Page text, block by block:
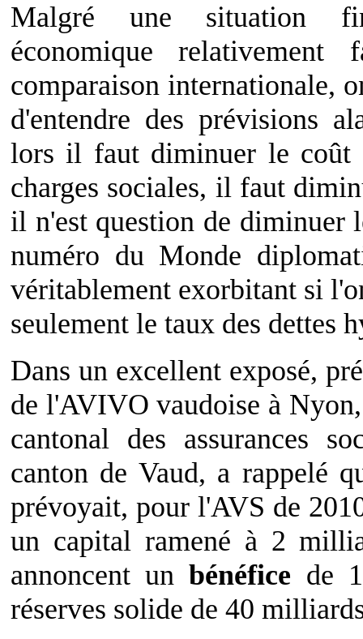
Malgré une situation
économique relativement
comparaison internationale,
d'entendre des prévisions
lors il faut diminuer le
charges sociales, il faut
il n'est question de diminuer
numéro du Monde
véritablement exorbitant si
seulement le taux des dettes
Dans un excellent exposé,
de l'AVIVO vaudoise à
cantonal des assurances
canton de Vaud, a rappelé
prévoyait, pour l'AVS de
un capital ramené à 2
annoncent unbénéfice de
réserves solide de 40